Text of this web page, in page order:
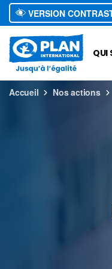
VERSION
QUI
Accueil Nos actions